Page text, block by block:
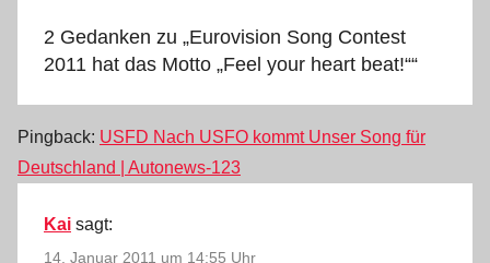
2 Gedanken zu „Eurovision Song Contest
2011 hat das Motto „Feel your heart beat!““
Pingback: USFD Nach USFO kommt Unser Song für
Deutschland | Autonews-123
Kai sagt:
14. Januar 2011 um 14:55 Uhr